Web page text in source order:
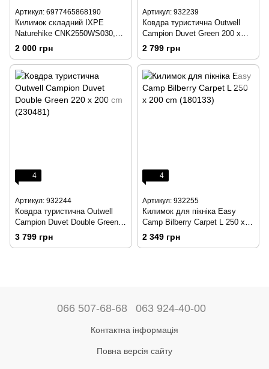
Артикул: 6977465868190
Килимок складний IXPE
Naturehike CNK2550WS030,
алюмінієва плівка, 18 мм,
медово-золотий
2 000 грн
Артикул: 932239
Ковдра туристична Outwell
Campion Duvet Green 200 х
135 cm (230480)
2 799 грн
4
Артикул: 932244
Ковдра туристична Outwell
Campion Duvet Double Green
220 х 200 cm (230481)
3 799 грн
4
Артикул: 932255
Килимок для пікніка Easy
Camp Bilberry Carpet L 250 x
200 cm (180133)
2 349 грн
066 507-68-68 063 924-40-00
Контактна інформація
Повна версія сайту